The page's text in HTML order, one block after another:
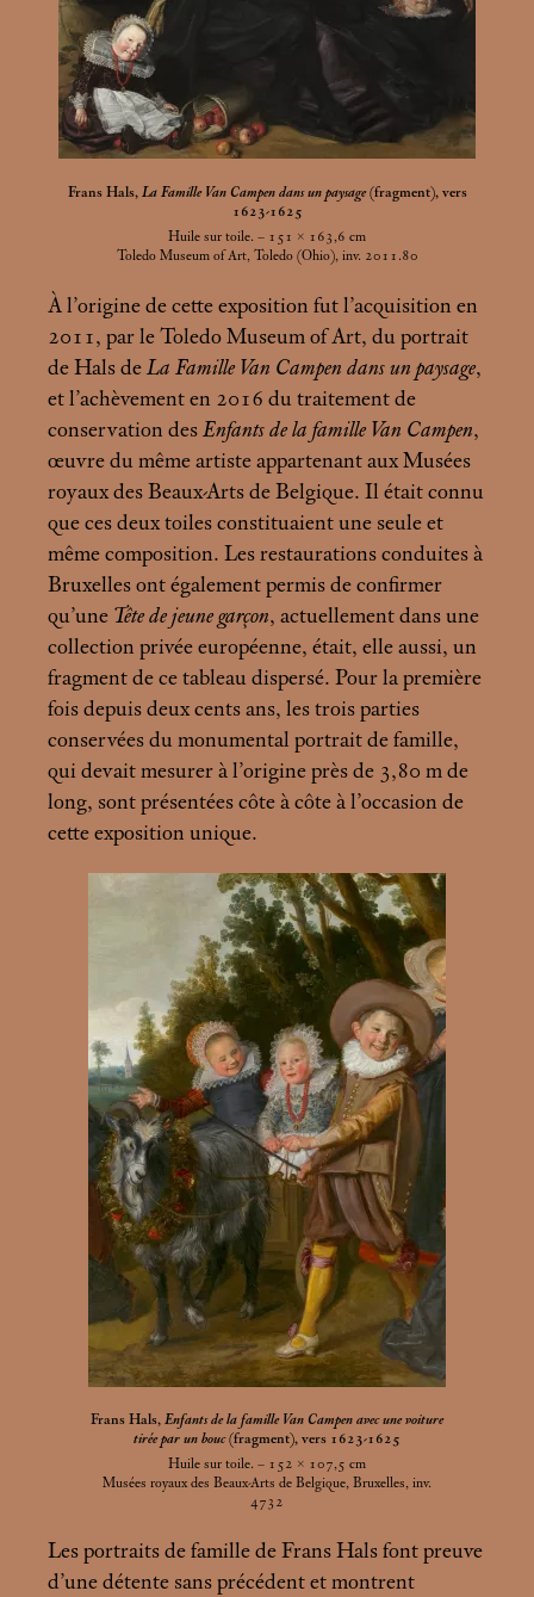
Frans Hals, La Famille Van Campen dans un paysage(fragment), vers
1623-1625
Huile sur toile. – 151 × 163,6 cm
Toledo Museum of Art, Toledo (Ohio), inv. 2011.80
À l’origine de cette exposition fut l’acquisition en
2011, par le Toledo Museum of Art, du portrait
de Hals de La Famille Van Campen dans un paysage,
et l’achèvement en 2016 du traitement de
conservation des Enfants de la famille Van Campen,
œuvre du même artiste appartenant aux Musées
royaux des Beaux-Arts de Belgique. Il était connu
que ces deux toiles constituaient une seule et
même composition. Les restaurations conduites à
Bruxelles ont également permis de confirmer
qu’une Tête de jeune garçon, actuellement dans une
collection privée européenne, était, elle aussi, un
fragment de ce tableau dispersé. Pour la première
fois depuis deux cents ans, les trois parties
conservées du monumental portrait de famille,
qui devait mesurer à l’origine près de 3,80 m de
long, sont présentées côte à côte à l’occasion de
cette exposition unique.
Frans Hals, Enfants de la famille Van Campen avec une voiture
tirée par un bouc(fragment), vers 1623-1625
Huile sur toile. – 152 × 107,5 cm
Musées royaux des Beaux-Arts de Belgique, Bruxelles, inv.
4732
Les portraits de famille de Frans Hals font preuve
d’une détente sans précédent et montrent